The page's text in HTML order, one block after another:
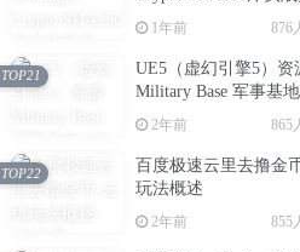
1年前 876
UE5（虚幻引擎5）资
Military Base 军事基地
2年前 865
TOP21
百度极速云里去撸金
玩法概述
2年前 855
TOP22